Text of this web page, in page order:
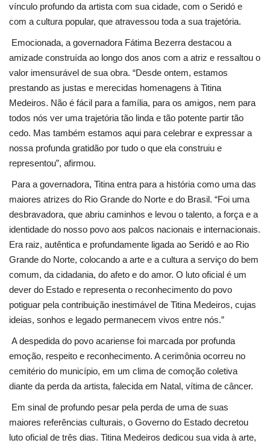
vínculo profundo da artista com sua cidade, com o Seridó e
com a cultura popular, que atravessou toda a sua trajetória.
Emocionada, a governadora Fátima Bezerra destacou a
amizade construída ao longo dos anos com a atriz e ressaltou o
valor imensurável de sua obra. “Desde ontem, estamos
prestando as justas e merecidas homenagens à Titina
Medeiros. Não é fácil para a família, para os amigos, nem para
todos nós ver uma trajetória tão linda e tão potente partir tão
cedo. Mas também estamos aqui para celebrar e expressar a
nossa profunda gratidão por tudo o que ela construiu e
representou”, afirmou.
Para a governadora, Titina entra para a história como uma das
maiores atrizes do Rio Grande do Norte e do Brasil. “Foi uma
desbravadora, que abriu caminhos e levou o talento, a força e a
identidade do nosso povo aos palcos nacionais e internacionais.
Era raiz, autêntica e profundamente ligada ao Seridó e ao Rio
Grande do Norte, colocando a arte e a cultura a serviço do bem
comum, da cidadania, do afeto e do amor. O luto oficial é um
dever do Estado e representa o reconhecimento do povo
potiguar pela contribuição inestimável de Titina Medeiros, cujas
ideias, sonhos e legado permanecem vivos entre nós.”
A despedida do povo acariense foi marcada por profunda
emoção, respeito e reconhecimento. A cerimônia ocorreu no
cemitério do município, em um clima de comoção coletiva
diante da perda da artista, falecida em Natal, vítima de câncer.
Em sinal de profundo pesar pela perda de uma de suas
maiores referências culturais, o Governo do Estado decretou
luto oficial de três dias. Titina Medeiros dedicou sua vida à arte,